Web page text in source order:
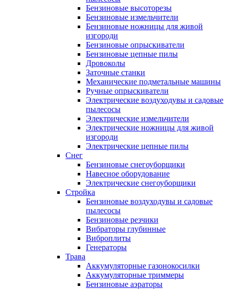
Бензиновые высоторезы
Бензиновые измельчители
Бензиновые ножницы для живой
изгороди
Бензиновые опрыскиватели
Бензиновые цепные пилы
Дровоколы
Заточные станки
Механические подметальные машины
Ручные опрыскиватели
Электрические воздуходувы и садовые
пылесосы
Электрические измельчители
Электрические ножницы для живой
изгороди
Электрические цепные пилы
Снег
Бензиновые снегоуборщики
Навесное оборудование
Электрические снегоуборщики
Стройка
Бензиновые воздуходувы и садовые
пылесосы
Бензиновые резчики
Вибраторы глубинные
Виброплиты
Генераторы
Трава
Аккумуляторные газонокосилки
Аккумуляторные триммеры
Бензиновые аэраторы